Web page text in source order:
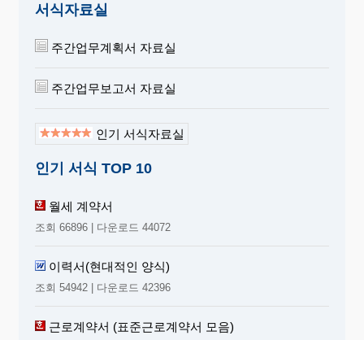
서식자료실
주간업무계획서 자료실
주간업무보고서 자료실
인기 서식자료실
인기 서식 TOP 10
월세 계약서
조회 66896 | 다운로드 44072
이력서(현대적인 양식)
조회 54942 | 다운로드 42396
근로계약서 (표준근로계약서 모음)